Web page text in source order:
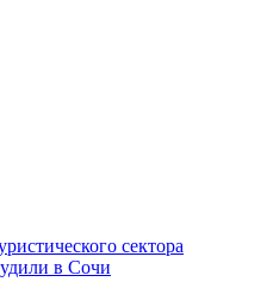
сектора
в Сочи